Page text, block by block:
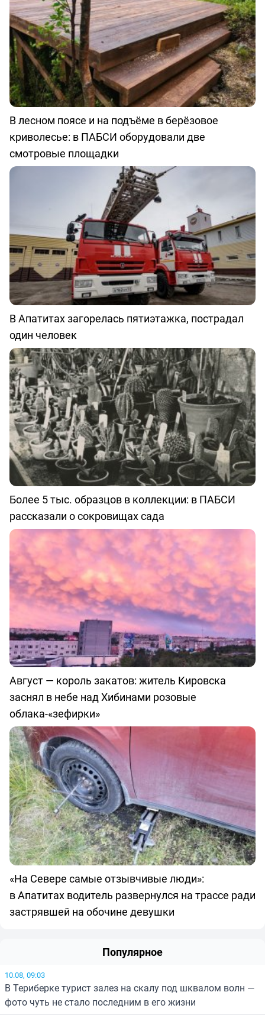
В лесном поясе и на подъёме в берёзовое
криволесье: в ПАБСИ оборудовали две
смотровые площадки
В Апатитах загорелась пятиэтажка, пострадал
один человек
Более 5 тыс. образцов в коллекции: в ПАБСИ
рассказали о сокровищах сада
Август — король закатов: житель Кировска
заснял в небе над Хибинами розовые
облака-«зефирки»
«На Севере самые отзывчивые люди»:
в Апатитах водитель развернулся на трассе ради
застрявшей на обочине девушки
Популярное
10.08, 09:03
В Териберке турист залез на скалу под шквалом волн —
фото чуть не стало последним в его жизни